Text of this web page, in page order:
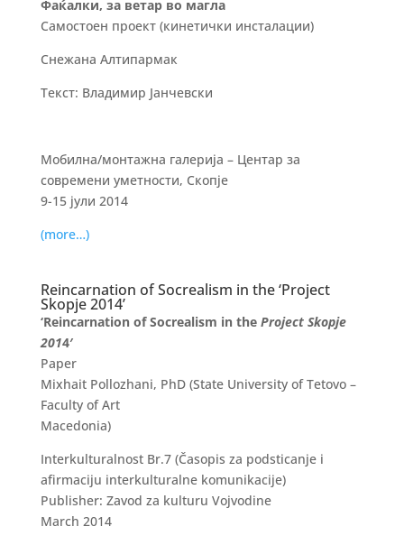
Фаќалки, за ветар во магла
Самостоен проект (кинетички инсталации)
Снежана Алтипармак
Текст: Владимир Јанчевски
Мобилна/монтажна галерија – Центар за
современи уметности, Скопје
9-15 јули 2014
(more…)
Reincarnation of Socrealism in the ‘Project
Skopje 2014’
‘Reincarnation of Socrealism in the Project Skopje
2014′
Paper
Mixhait Pollozhani, PhD (State University of Tetovo –
Faculty of Art
Macedonia)
Interkulturalnost Br.7 (Časopis za podsticanje i
afirmaciju interkulturalne komunikacije)
Publisher: Zavod za kulturu Vojvodine
March 2014